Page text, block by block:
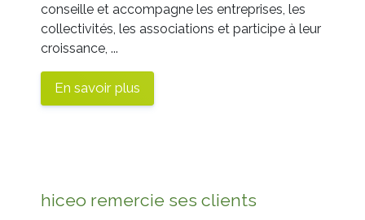
conseille et accompagne les entreprises, les
collectivités, les associations et participe à leur
croissance, ...
En savoir plus
hiceo remercie ses clients